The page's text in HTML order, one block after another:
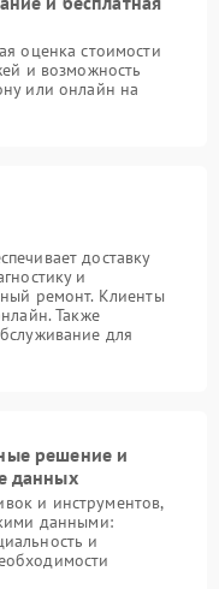
оценка стоимости
и возможность
или онлайн на
доставку
и
ремонт. Клиенты
Также
для
решение и
данных
и инструментов,
данными:
и